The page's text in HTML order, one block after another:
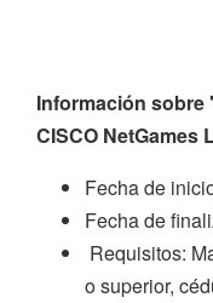
Información
CISCO NetGames
Fecha de
Fecha de
Requisitos:
o superior,